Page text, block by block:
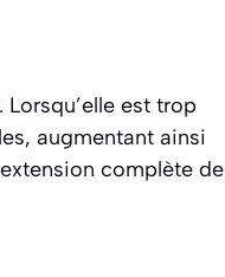
est trop
augmentant ainsi
complète de